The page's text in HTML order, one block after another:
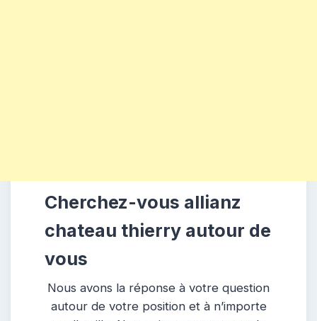
Cherchez-vous allianz
chateau thierry autour de
vous
Nous avons la réponse à votre question
autour de votre position et à n’importe